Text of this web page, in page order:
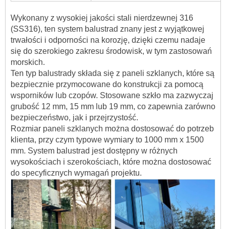
Wykonany z wysokiej jakości stali nierdzewnej 316
(SS316), ten system balustrad znany jest z wyjątkowej
trwałości i odporności na korozję, dzięki czemu nadaje
się do szerokiego zakresu środowisk, w tym zastosowań
morskich.
Ten typ balustrady składa się z paneli szklanych, które są
bezpiecznie przymocowane do konstrukcji za pomocą
wsporników lub czopów. Stosowane szkło ma zazwyczaj
grubość 12 mm, 15 mm lub 19 mm, co zapewnia zarówno
bezpieczeństwo, jak i przejrzystość.
Rozmiar paneli szklanych można dostosować do potrzeb
klienta, przy czym typowe wymiary to 1000 mm x 1500
mm. System balustrad jest dostępny w różnych
wysokościach i szerokościach, które można dostosować
do specyficznych wymagań projektu.